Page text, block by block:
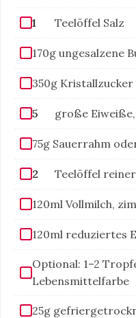
1 Teelöffel Salz
170g ungesalzene
350g Kristallzucker
5 große
75g Sauerrahm
2 Teelöffel
120ml Vollmilch,
120ml reduziertes
Optional: 1–2
Lebensmittelfarbe
25g